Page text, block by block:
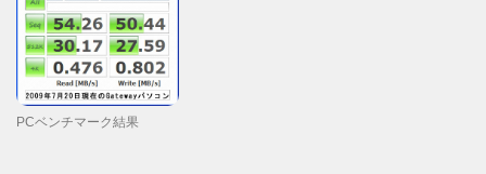
PCベンチマーク結果